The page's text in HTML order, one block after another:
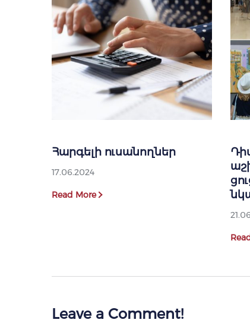
Հարգելի ուսանողներ
17.06.2024
Read More
Leave a Comment!